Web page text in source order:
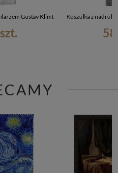
Gustav Klimt
szt.
Koszulka z